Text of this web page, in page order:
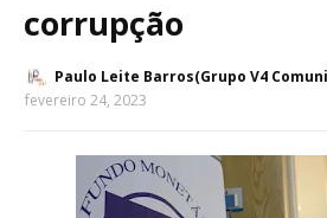
corrupção
Paulo Leite Barros(Grupo V4
fevereiro 24, 2023